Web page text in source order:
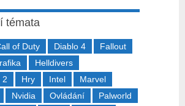
témata
of Duty Diablo 4
Fallout
Helldivers
2
Hry Intel
Marvel
Nvidia Ovládání
Palworld